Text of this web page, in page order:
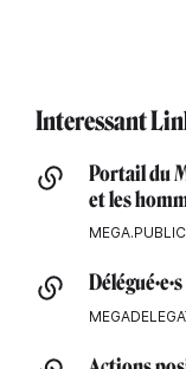
Interessant
Portail du
et les